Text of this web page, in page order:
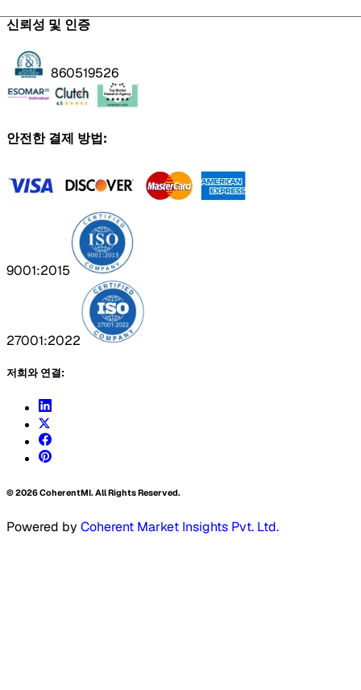
신뢰성 및 인증
860519526
안전한 결제 방법:
9001:2015
27001:2022
저희와 연결:
©2026CoherentMI. All Rights Reserved.
Powered by Coherent Market Insights Pvt. Ltd.